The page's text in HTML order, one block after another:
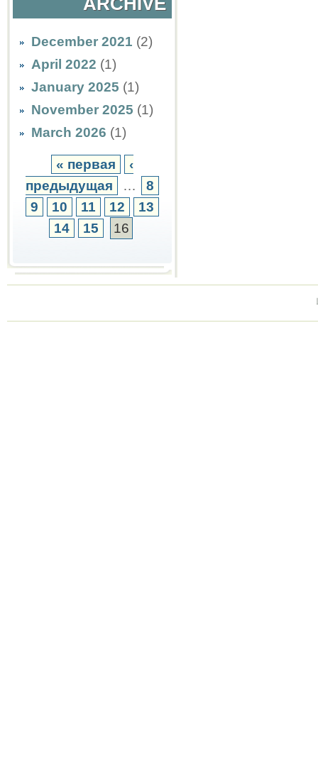
December 2021 (2)
April 2022 (1)
January 2025 (1)
November 2025 (1)
March 2026 (1)
« первая
‹
предыдущая
…
8
9
10 11 12
13
14
15 16